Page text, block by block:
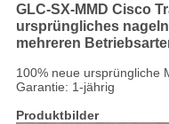
GLC-SX-MMD Cisco
ursprüngliches
mehreren
100% neue ursprüngliche
Garantie: 1-jährig
Produktbilder